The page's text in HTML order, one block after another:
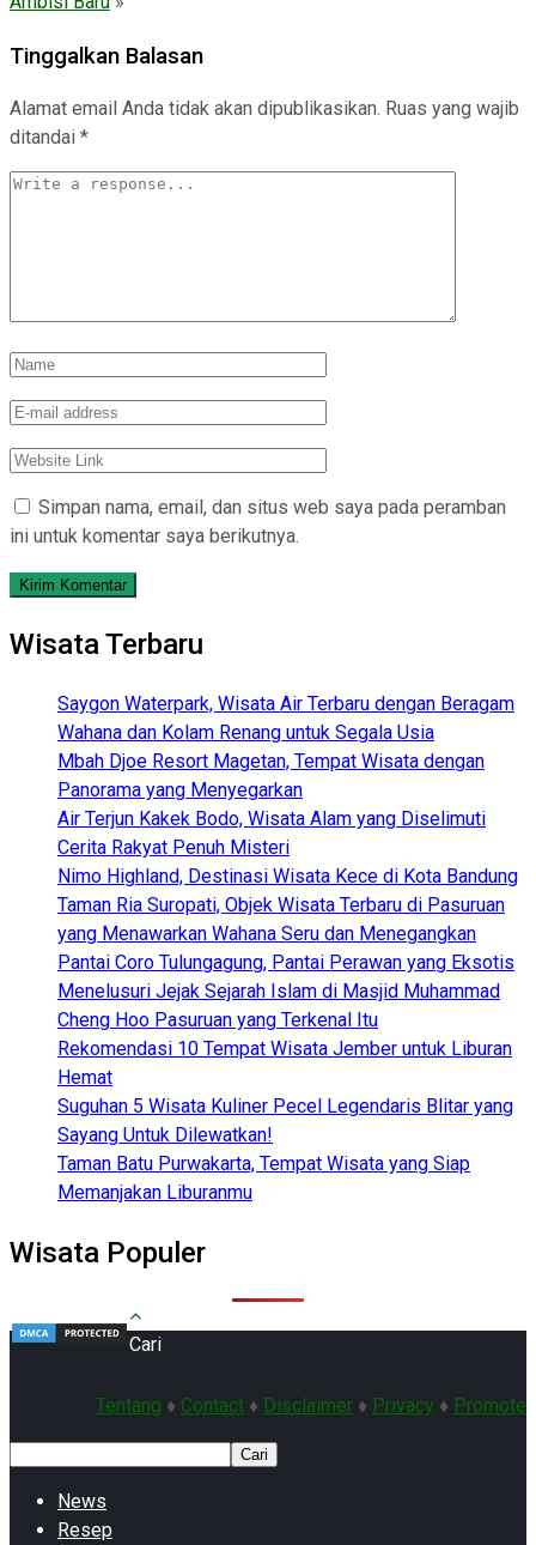
Tinggalkan Balasan
Alamat email Anda tidak akan dipublikasikan. Ruas yang wajib
ditandai *
Simpan nama, email, dan situs web saya pada peramban
ini untuk komentar saya berikutnya.
Wisata Terbaru
Saygon Waterpark, Wisata Air Terbaru dengan Beragam
Wahana dan Kolam Renang untuk Segala Usia
Mbah Djoe Resort Magetan, Tempat Wisata dengan
Panorama yang Menyegarkan
Air Terjun Kakek Bodo, Wisata Alam yang Diselimuti
Cerita Rakyat Penuh Misteri
Nimo Highland, Destinasi Wisata Kece di Kota Bandung
Taman Ria Suropati, Objek Wisata Terbaru di Pasuruan
yang Menawarkan Wahana Seru dan Menegangkan
Pantai Coro Tulungagung, Pantai Perawan yang Eksotis
Menelusuri Jejak Sejarah Islam di Masjid Muhammad
Cheng Hoo Pasuruan yang Terkenal Itu
Rekomendasi 10 Tempat Wisata Jember untuk Liburan
Hemat
Suguhan 5 Wisata Kuliner Pecel Legendaris Blitar yang
Sayang Untuk Dilewatkan!
Taman Batu Purwakarta, Tempat Wisata yang Siap
Memanjakan Liburanmu
Wisata Populer
Tentang ♦ Contact ♦ Disclaimer ♦ Privacy ♦ Promote
Cari
Cari
News
Resep